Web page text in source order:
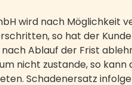
wird nach Möglichkeit
so hat der
Ablauf der Frist
nicht zustande, so
Schadenersatz